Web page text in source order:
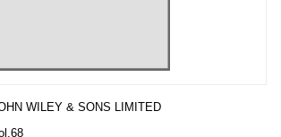
WILEY & SONS LIMITED